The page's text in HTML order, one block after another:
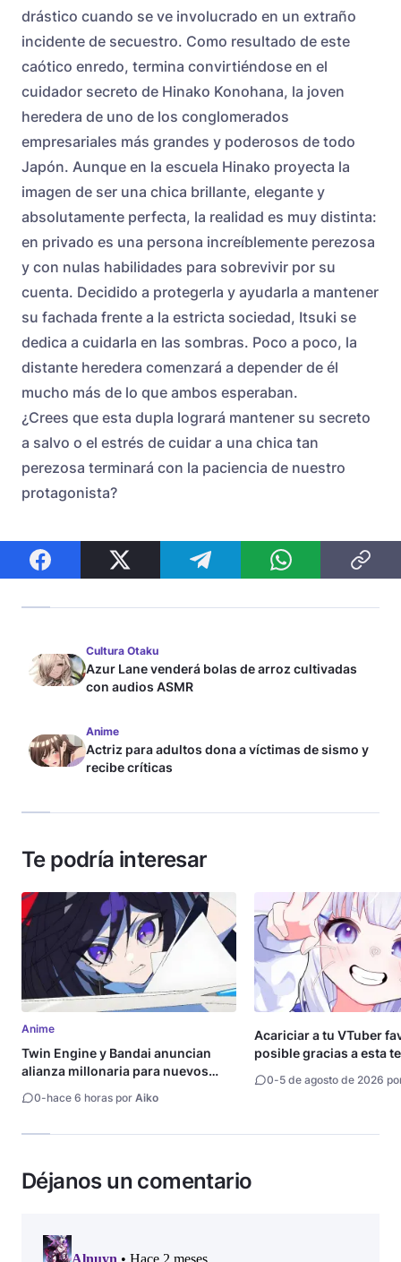
drástico cuando se ve involucrado en un extraño
incidente de secuestro. Como resultado de este
caótico enredo, termina convirtiéndose en el
cuidador secreto de Hinako Konohana, la joven
heredera de uno de los conglomerados
empresariales más grandes y poderosos de todo
Japón. Aunque en la escuela Hinako proyecta la
imagen de ser una chica brillante, elegante y
absolutamente perfecta, la realidad es muy distinta:
en privado es una persona increíblemente perezosa
y con nulas habilidades para sobrevivir por su
cuenta. Decidido a protegerla y ayudarla a mantener
su fachada frente a la estricta sociedad, Itsuki se
dedica a cuidarla en las sombras. Poco a poco, la
distante heredera comenzará a depender de él
mucho más de lo que ambos esperaban.
¿Crees que esta dupla logrará mantener su secreto
a salvo o el estrés de cuidar a una chica tan
perezosa terminará con la paciencia de nuestro
protagonista?
Cultura Otaku
Azur Lane venderá bolas de arroz cultivadas
con audios ASMR
Anime
Actriz para adultos dona a víctimas de sismo y
recibe críticas
Te podría interesar
Anime
Twin Engine y Bandai anuncian
alianza millonaria para nuevos
0-hace 6 horas por Aiko
Acariciar a tu VTuber
posible gracias a esta
0-5 de agosto de 2026
Déjanos un comentario